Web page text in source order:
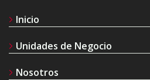
Inicio
Unidades de Negocio
Nosotros